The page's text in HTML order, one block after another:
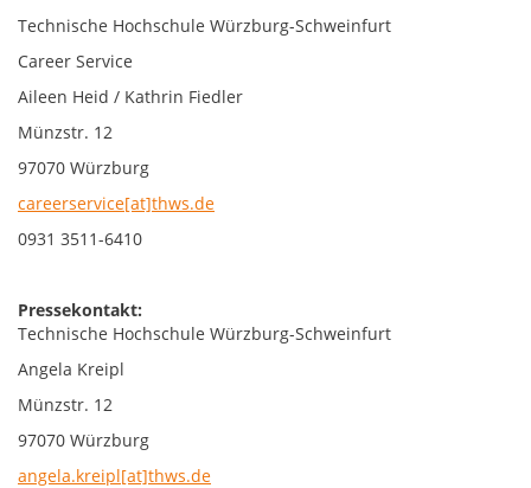
Technische Hochschule Würzburg-Schweinfurt
Career Service
Aileen Heid / Kathrin Fiedler
Münzstr. 12
97070 Würzburg
careerservice[at]thws.de
0931 3511-6410
Pressekontakt:
Technische Hochschule Würzburg-Schweinfurt
Angela Kreipl
Münzstr. 12
97070 Würzburg
angela.kreipl[at]thws.de